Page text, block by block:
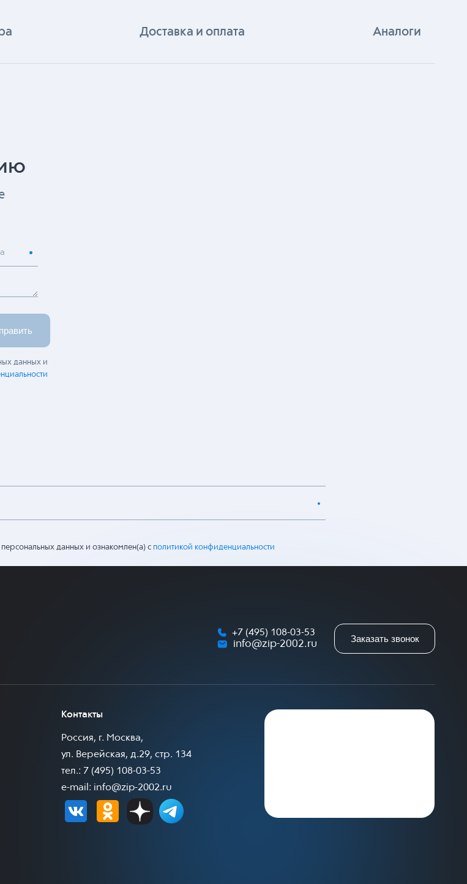
Доставка и оплата Аналоги
данных и
данных и ознакомлен(а) с политикой конфиденциальности
+7 (495) 108-03-53
info@zip-2002.ru
Заказать звонок
Контакты
Россия, г. Москва,
ул. Верейская, д.29, стр. 134
тел.: 7 (495) 108-03-53
e-mail: info@zip-2002.ru